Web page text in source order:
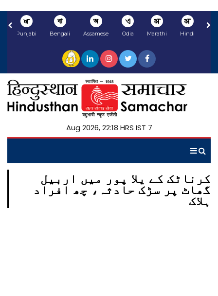
अ
Hindi
अ
Marathi
ଏ
Odia
অ
Assamese
বা
Bengali
ਅ
Punjabi
7 Aug 2026, 22:18 HRS IST
کرناٹک کے یلا پور میں اربیل
گھاٹ پر سڑک حادثہ، چھ افراد
ہلاک